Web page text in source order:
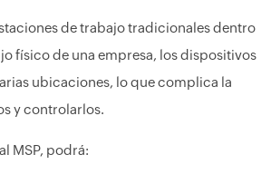
de trabajo tradicionales dentro
físico de una empresa, los dispositivos
ubicaciones, lo que complica la
y controlarlos.
MSP, podrá: